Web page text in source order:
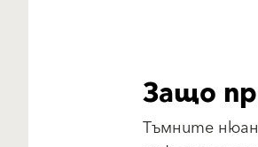
Защо
Тъмните